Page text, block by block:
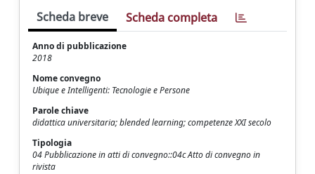
Scheda breve Scheda completa
Anno di pubblicazione
2018
Nome convegno
Ubique e Intelligenti: Tecnologie e Persone
Parole chiave
didattica universitaria; blended learning; competenze XXI secolo
Tipologia
04 Pubblicazione in atti di convegno::04c Atto di convegno in
rivista